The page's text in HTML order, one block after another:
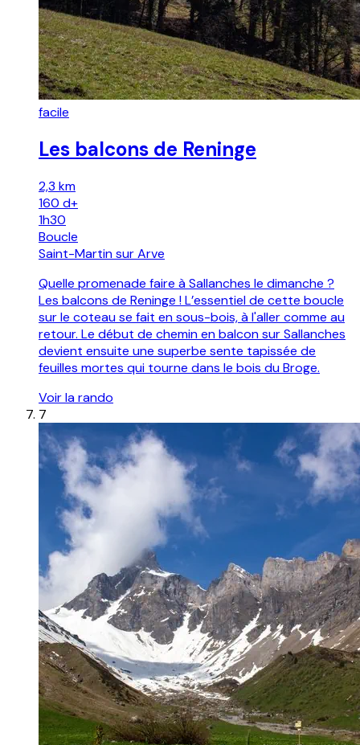
facile
Les balcons de Reninge
2,3 km
160 d+
1h30
Boucle
Saint-Martin sur Arve
Quelle promenade faire à Sallanches le dimanche ?
Les balcons de Reninge ! L’essentiel de cette boucle
sur le coteau se fait en sous-bois, à l'aller comme au
retour. Le début de chemin en balcon sur Sallanches
devient ensuite une superbe sente tapissée de
feuilles mortes qui tourne dans le bois du Broge.
Voir la rando
7